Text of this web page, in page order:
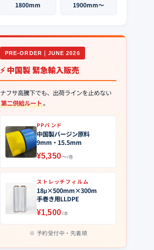
1800mm 1900mm〜
PRE-ORDER｜JUNE 2026
⚡ 中国製 緊急輸入販売
ナフサ高騰下でも、出荷ラインを止めない
第二供給ルート。
PPバンド
中国製バージン原料
9mm・15.5mm
¥5,350〜/巻
ストレッチフィルム
18μ×500mm×300m
手巻き用LLDPE
¥1,500/本
予約受付中・先着順